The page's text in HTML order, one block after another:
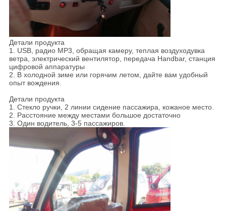
Детали продукта
1. USB, радио MP3, обращая камеру, теплая воздуходувка
ветра, электрический вентилятор, передача Handbar, станция
цифровой аппаратуры
2. В холодной зиме или горячим летом, дайте вам удобный
опыт вождения.
Детали продукта
1. Стекло ручки, 2 линии сидение пассажира, кожаное место.
2. Расстояние между местами большое достаточно
3. Один водитель, 3-5 пассажиров.